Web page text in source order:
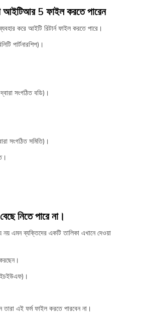
আইটিআর 5 ফাইল করতে পারেন
করে আইটি রিটার্ন ফাইল করতে পারে।
পার্ট‌নারশিপ)।
সংগঠিত বডি)।
সংগঠিত সমিতি)।
নিতে পারে না।
এমন ব্যক্তিদের একটি তালিকা এখানে দেওয়া
এই ফর্ম ফাইল করতে পারবেন না।